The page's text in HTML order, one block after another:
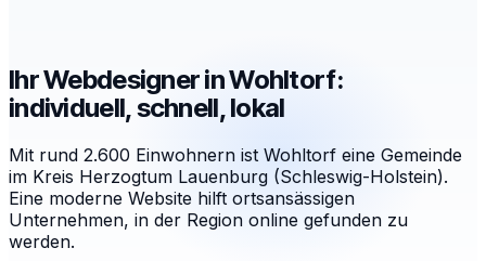
Ihr Webdesigner in Wohltorf:
individuell, schnell, lokal
Mit rund 2.600 Einwohnern ist Wohltorf eine Gemeinde
im Kreis Herzogtum Lauenburg (Schleswig-Holstein).
Eine moderne Website hilft ortsansässigen
Unternehmen, in der Region online gefunden zu
werden.